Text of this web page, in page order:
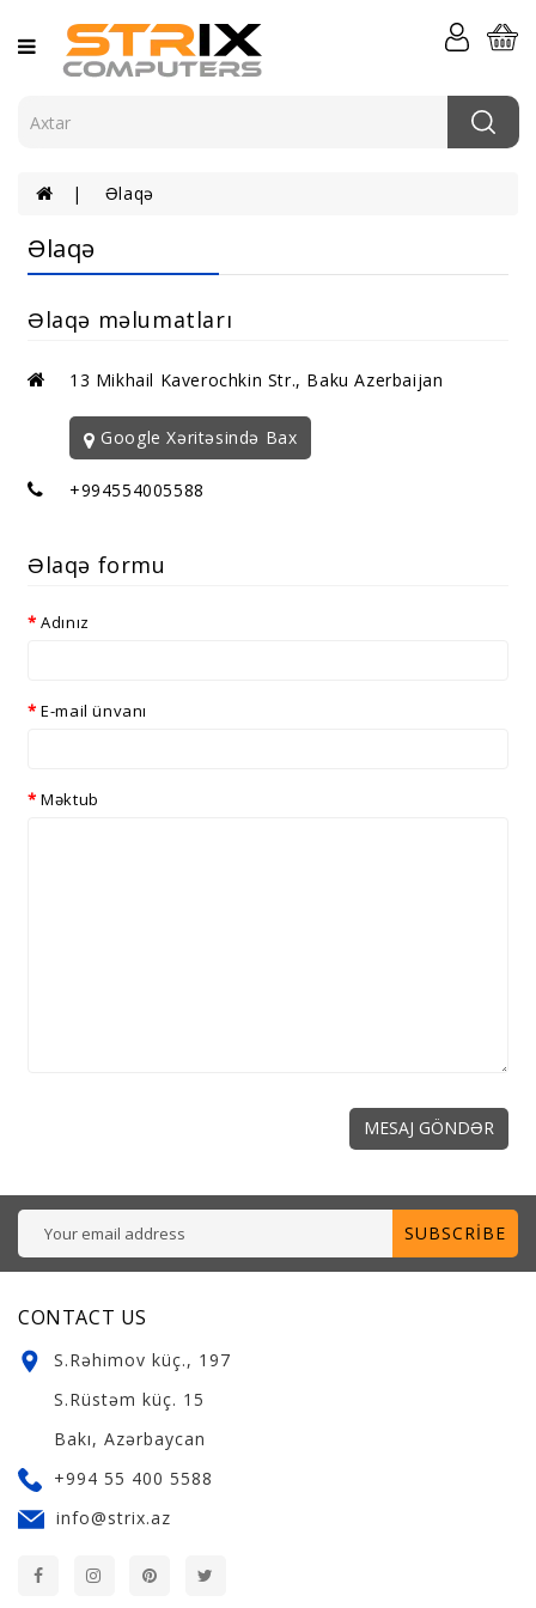
Kateqoriya
Komputer
Serverlər
Şəbəkə
Elektronika
Aksessuarlar
Əlaqə
Əlaqə
Əlaqə məlumatları
13 Mikhail Kaverochkin Str., Baku Azerbaijan
Google Xəritəsində Bax
+994554005588
Əlaqə formu
Adınız
E-mail ünvanı
Məktub
SUBSCRIBE
CONTACT US
S.Rəhimov küç., 197
S.Rüstəm küç. 15
Bakı, Azərbaycan
+994 55 400 5588
info@strix.az